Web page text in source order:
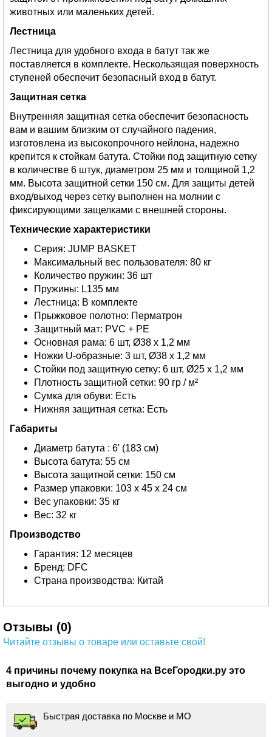
животных или маленьких детей.
Лестница
Лестница для удобного входа в батут так же
поставляется в комплекте. Нескользящая поверхность
ступеней обеспечит безопасный вход в батут.
Защитная сетка
Внутренняя защитная сетка обеспечит безопасность
вам и вашим близким от случайного падения,
изготовлена из высокопрочного нейлона, надежно
крепится к стойкам батута. Стойки под защитную сетку
в количестве 6 штук, диаметром 25 мм и толщиной 1,2
мм. Высота защитной сетки 150 см. Для защиты детей
вход/выход через сетку выполнен на молнии с
фиксирующими защелками с внешней стороны.
Технические характеристики
Серия: JUMP BASKET
Максимальный вес пользователя: 80 кг
Количество пружин: 36 шт
Пружины: L135 мм
Лестница: В комплекте
Прыжковое полотно: Перматрон
Защитный мат: PVC + PE
Основная рама: 6 шт, Ø38 х 1,2 мм
Ножки U-образные: 3 шт, Ø38 х 1,2 мм
Стойки под защитную сетку: 6 шт, Ø25 х 1,2 мм
Плотность защитной сетки: 90 гр / м²
Сумка для обуви: Есть
Нижняя защитная сетка: Есть
Габариты
Диаметр батута : 6' (183 см)
Высота батута: 55 см
Высота защитной сетки: 150 см
Размер упаковки: 103 х 45 х 24 см
Вес упаковки: 35 кг
Вес: 32 кг
Производство
Гарантия: 12 месяцев
Бренд: DFC
Страна производства: Китай
Отзывы (0)
Читайте отзывы о товаре или оставьте свой!
4 причины почему покупка на ВсеГородки.ру это
выгодно и удобно
Быстрая доставка по Москве и МО